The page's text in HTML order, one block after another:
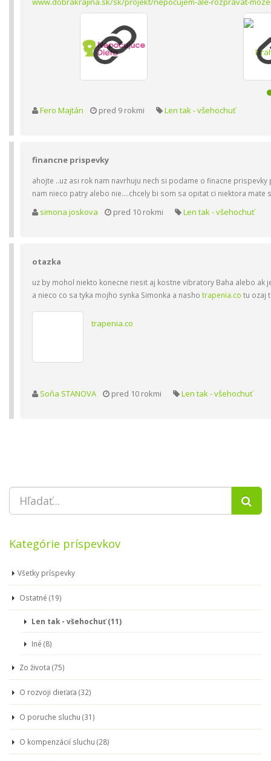
Fero Majtán pred 9 rokmi Len tak - všehochuť
financne prispevky
ahojte ..uz asi rok nam navrhuju nech si podame o finacne
nam nieco patry alebo nie....chcely bi som sa opitat ci niektora
simona joskova pred 10 rokmi Len tak - všehochuť
otazka
uz by mohol niekto konecne riesit aj kostne vibratory Baha alebo
a nieco co sa tyka mojho synka Simonka a nasho trapenia.co tu ozaj
trapenia.co
Soňa STANOVA pred 10 rokmi Len tak - všehochuť
Kategórie príspevkov
Všetky príspevky
Ostatné (19)
Len tak - všehochuť (11)
Iné (8)
Zo života (75)
O rozvoji dieťaťa (32)
O poruche sluchu (31)
O kompenzácií sluchu (28)